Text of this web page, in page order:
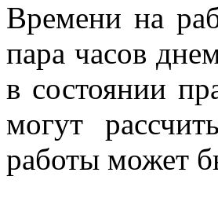
Времени на
пара часов
в состоянии
могут
работы может